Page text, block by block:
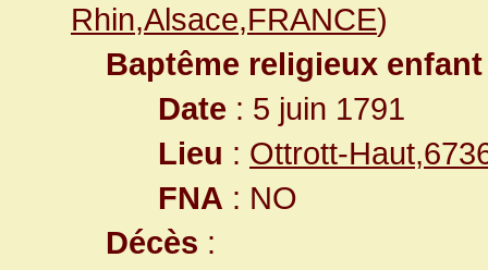
Rhin,Alsace,FRANCE)
Baptême religieux enfant
Date : 5 juin 1791
Lieu : Ottrott-
FNA : NO
Décès :